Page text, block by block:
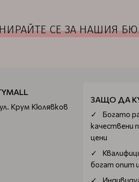
СЕ ЗА НАШИЯ
Крум Кюлявков
ЗАЩО ДА
Богатo
качествени
цени
богат опит